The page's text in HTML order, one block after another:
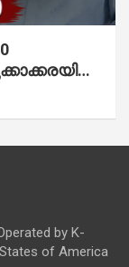
രണ്ടുപേര്‍
by K-
of America